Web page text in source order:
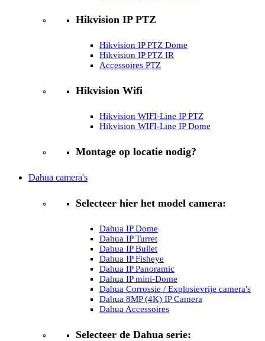
Hikvision IP PTZ
Hikvision IP PTZ Dome
Hikvision IP PTZ IR
Accessoires PTZ
Hikvision Wifi
Hikvision WIFI-Line IP PTZ
Hikvision WIFI-Line IP Dome
Montage op locatie nodig?
Dahua camera's
Selecteer hier het model camera:
Dahua IP Dome
Dahua IP Turret
Dahua IP Bullet
Dahua IP Fisheye
Dahua IP Panoramic
Dahua IP mini-Dome
Dahua Corrossie / Explosievrije camera's
Dahua 8MP (4K) IP Camera
Dahua Accessoires
Selecteer de Dahua serie: